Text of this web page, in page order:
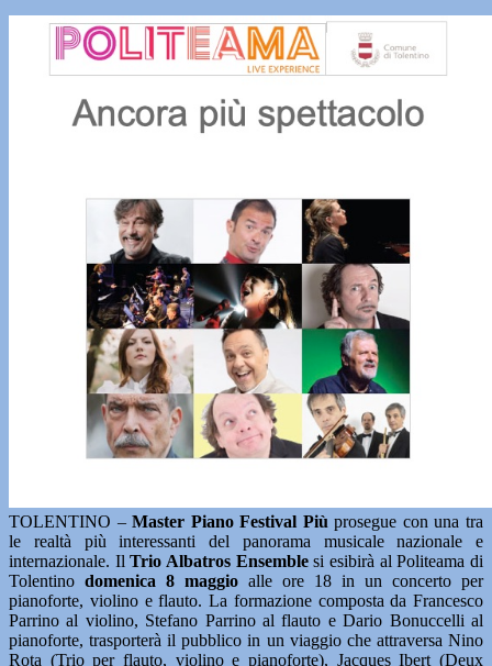
TOLENTINO –Master Piano Festival Più prosegue con una tra
le realtà più interessanti del panorama musicale nazionale e
internazionale. IlTrio Albatros Ensemblesi esibirà al Politeama di
Tolentino domenica 8 maggio alle ore 18 in un concerto per
pianoforte, violino e flauto. La formazione composta da Francesco
Parrino al violino, Stefano Parrino al flauto e Dario Bonuccelli al
pianoforte, trasporterà il pubblico in un viaggio che attraversa Nino
Rota (Trio per flauto, violino e pianoforte), Jacques Ibert (Deux